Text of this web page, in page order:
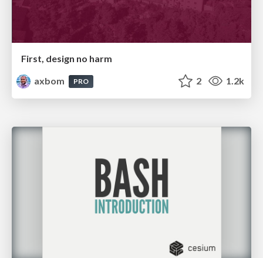
First, design no harm
axbom
PRO 2 1.2k